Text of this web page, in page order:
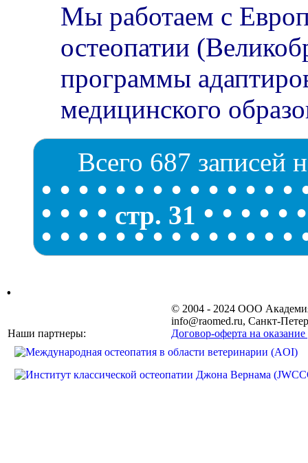
Мы работаем с
остеопатии
программы
медицинского
Всего 687 записей
• • • • • • • • • • • • • •
• • • • стр. 31 • • • • • •
• • • • •• • • • • • • • •
.
Наши партнеры:
© 2004 - 2024 ООО
info@raomed.ru, Санкт-
Договор-оферта на оказание